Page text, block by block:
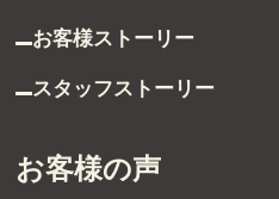
お客様ストーリー
スタッフストーリー
お客様の声
東京都大田区南蒲田1-1-25 蒲